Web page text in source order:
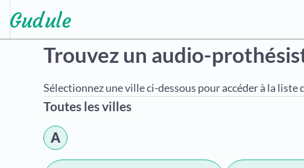
Trouvez un audio-
Sélectionnez une ville ci-dessous pour accéder à la
Toutes les villes
A